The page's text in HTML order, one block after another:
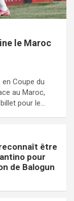
le Maroc
Coupe du
au Maroc,
pour le…
être
pour
de Balogun